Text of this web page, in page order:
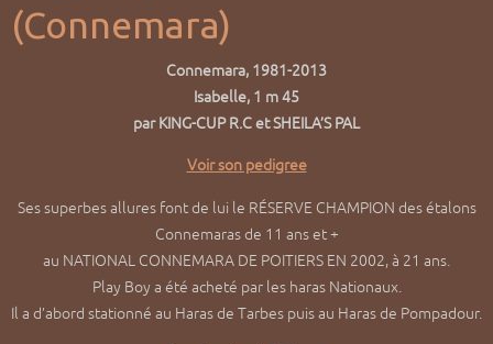
(Connemara)
Connemara, 1981-2013
Isabelle, 1 m 45
par KING-CUP R.C et SHEILA’S PAL
Voir son pedigree
Ses superbes allures font de lui le RÉSERVE CHAMPION des étalons
Connemaras de 11 ans et +
au NATIONAL CONNEMARA DE POITIERS EN 2002, à 21 ans.
Play Boy a été acheté par les haras Nationaux.
Il a d’abord stationné au Haras de Tarbes puis au Haras de Pompadour.